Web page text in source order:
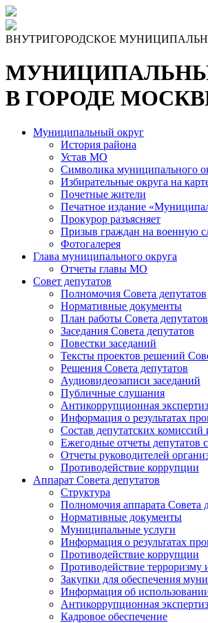
ВНУТРИГОРОДСКОЕ
В ГОРОДЕ
Муниципальный округ
История района
Устав МО
Символика муниципального
Избирательные округа на
Почетные жители
Печатное издание
Прокурор разъясняет
Призыв граждан на военную
Фотогалерея
Глава муниципального округа
Отчеты главы МО
Совет депутатов
Полномочия Совета депутатов
Нормативные документы
План работы Совета депутатов
Заседания Cовета депутатов
Повестки заседаний
Тексты проектов решений
Решения Совета депутатов
Аудиовидеозаписи заседаний
Публичные слушания
Антикоррупционная
Информация о результатах
Состав депутатских комиссий
Ежегодные отчеты депутатов
Отчеты руководителей
Противодействие коррупции
Аппарат Совета депутатов
Структура
Полномочия аппарата Совета
Нормативные документы
Муниципальные услуги
Информация о результатах
Противодействие коррупции
Противодействие терроризму
Закупки для обеспечения
Информация об
Антикоррупционная
Кадровое обеспечение